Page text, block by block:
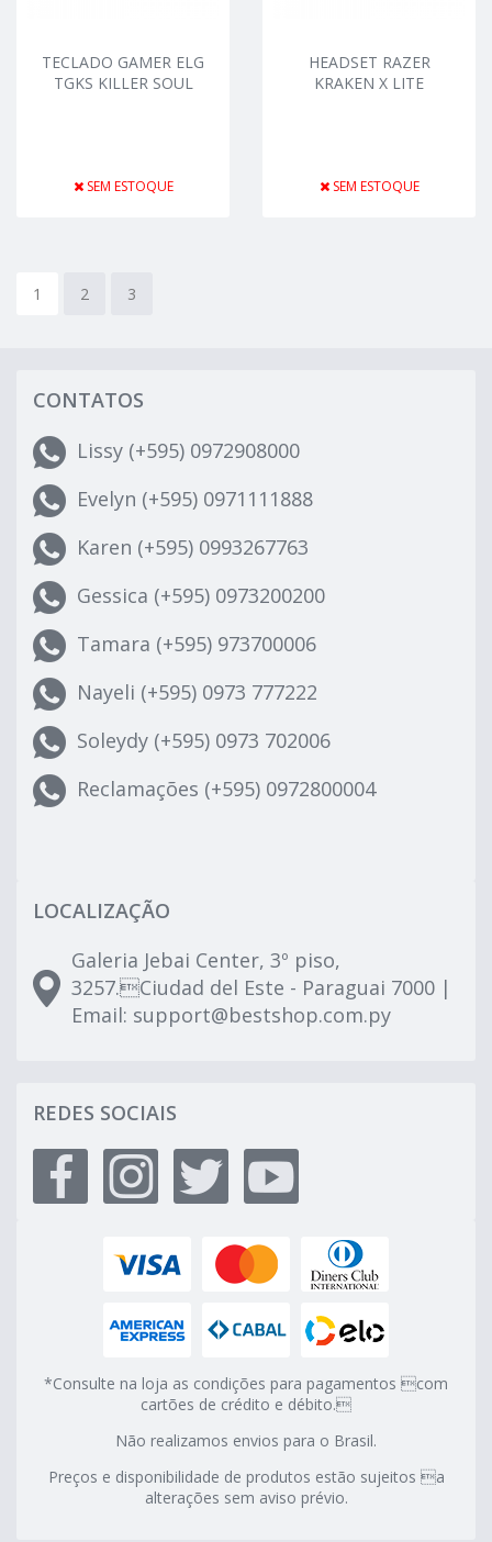
TECLADO GAMER ELG
TGKS KILLER SOUL
SEM ESTOQUE
HEADSET RAZER
KRAKEN X LITE
SEM ESTOQUE
1 2 3
CONTATOS
Lissy (+595) 0972908000
Evelyn (+595) 0971111888
Karen (+595) 0993267763
Gessica (+595) 0973200200
Tamara (+595) 973700006
Nayeli (+595) 0973 777222
Soleydy (+595) 0973 702006
Reclamações (+595) 0972800004
LOCALIZAÇÃO
Galeria Jebai Center, 3º piso,
3257.Ciudad del Este - Paraguai 7000 |
Email: support@bestshop.com.py
REDES SOCIAIS
*Consulte na loja as condições para pagamentos com
cartões de crédito e débito.
Não realizamos envios para o Brasil.
Preços e disponibilidade de produtos estão sujeitos a
alterações sem aviso prévio.